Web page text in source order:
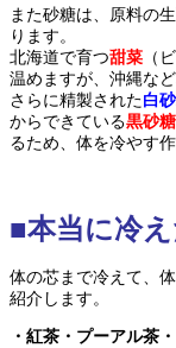
また砂糖は、原料の
ります。
北海道で育つ甜菜 （
温めますが、沖縄な
さらに精製された白
からできている黒砂糖
るため、体を冷やす
■本当に冷
体の芯まで冷えて、
紹介します。
・紅茶・プーアル茶